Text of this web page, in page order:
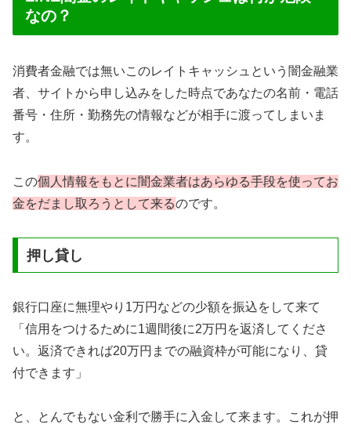
なの？
消費者金融では無いこのレイトキャッシュという闇金融業
者、サイトから申し込みをした時点であなたの名前・電話
番号・住所・勤務先の情報などが相手に渡ってしまいま
す。
この個人情報をもとに闇金業者はあらゆる手段を使ってお
金をだまし取ろうとして来るのです。
押し貸し
銀行口座に無理やり1万円などの少額を振込をして来て
「信用をつけるために1週間後に2万円を返済してくださ
い。返済できれば20万円までの融資枠が可能になり、貸
付できます」
と、とんでもない金利で勝手に入金して来ます。これが押